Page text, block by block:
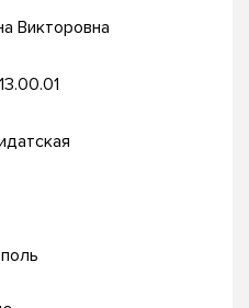
Викторовна
13.00.01